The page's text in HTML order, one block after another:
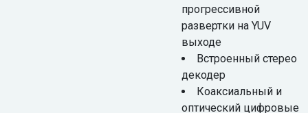
прогрессивной
развертки на YUV
выходе
Встроенный стерео
декодер
Коаксиальный и
оптический цифровые